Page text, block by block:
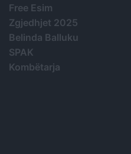
Free Esim
Zgjedhjet 2025
Belinda Balluku
SPAK
Kombëtarja